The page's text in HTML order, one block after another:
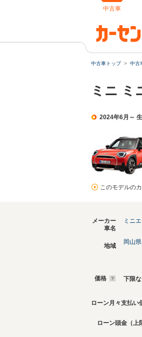
中古車
中古車トップ 中古
ミニ ミ
2024年6月～
このモデルの
メーカー
車名
ミニ
地域
岡山県
価格 下限
ローン月々支払い
ローン頭金（上